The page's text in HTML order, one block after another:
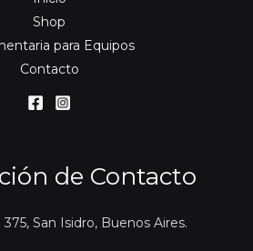
Shop
para Equipos
Contacto
de Contacto
San Isidro, Buenos Aires.